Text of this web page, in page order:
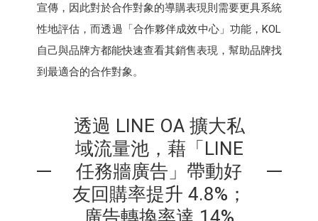
宣傳，因此對於合作對象的導購表現則需要更具系統
性地評估，而透過「合作夥伴成效中心」功能，KOL
自己與品牌方都能快速查看其銷售表現，幫助品牌找
到最適合的合作對象。
透過 LINE OA 擴大私
域流量池，藉「LINE
任務牆廣告」帶動好
友回購率提升 4.8%；
廣告轉換率達 14%